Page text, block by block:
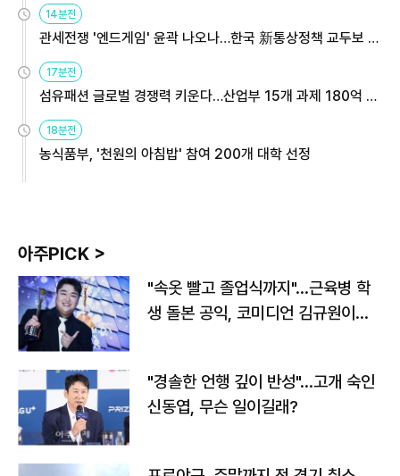
14분전
관세전쟁 '엔드게임' 윤곽 나오나…한국 新통상정책 교두보 활
17분전
섬유패션 글로벌 경쟁력 키운다…산업부 15개 과제 180억 지
18분전
농식품부, '천원의 아침밥' 참여 200개 대학 선정
아주PICK >
"속옷 빨고 졸업식까지"…근육병 학
생 돌본 공익, 코미디언 김규원이었
"경솔한 언행 깊이 반성"…고개 숙인
신동엽, 무슨 일이길래?